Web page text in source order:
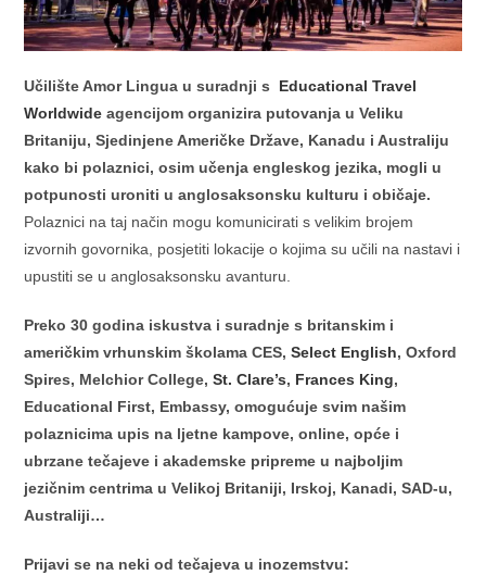
Učilište Amor Lingua u suradnji s
Educational Travel
Worldwide agencijom organizira putovanja u Veliku
Britaniju, Sjedinjene Američke Države, Kanadu i Australiju
kako bi polaznici, osim učenja engleskog jezika, mogli u
potpunosti uroniti u anglosaksonsku kulturu i običaje.
Polaznici na taj način mogu komunicirati s velikim brojem
izvornih govornika, posjetiti lokacije o kojima su učili na nastavi i
upustiti se u anglosaksonsku avanturu.
Preko 30 godina iskustva i suradnje s britanskim i
američkim vrhunskim školama CES,Select English, Oxford
Spires, Melchior College,St. Clare’s, Frances King,
Educational First, Embassy, omogućuje svim našim
polaznicima upis na ljetne kampove, online, opće i
ubrzane tečajeve i akademske pripreme u najboljim
jezičnim centrima u Velikoj Britaniji, Irskoj, Kanadi, SAD-u,
Australiji…
Prijavi se na neki od tečajeva u inozemstvu: